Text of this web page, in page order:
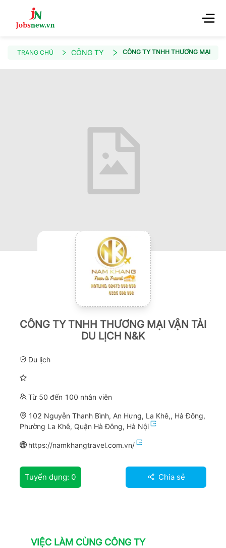
TRANG CHỦ CÔNG TY CÔNG TY TNHH THƯƠNG MẠI VẬN
CÔNG TY TNHH THƯƠNG MẠI VẬN TẢI
DU LỊCH N&K
Du lịch
Từ 50 đến 100 nhân viên
102 Nguyễn Thanh Bình, An Hưng, La Khê,, Hà Đông,
Phường La Khê, Quận Hà Đông, Hà Nội
https://namkhangtravel.com.vn/
Tuyển dụng: 0 Chia sẻ
VIỆC LÀM CÙNG CÔNG TY